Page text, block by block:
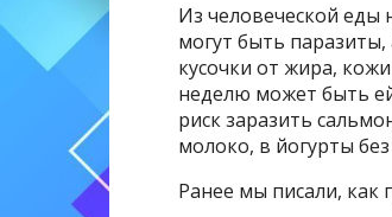
Из человеческой еды
могут быть
кусочки от жира,
неделю может быть
риск заразить
молоко, в йогурты
Ранее мы писали, как